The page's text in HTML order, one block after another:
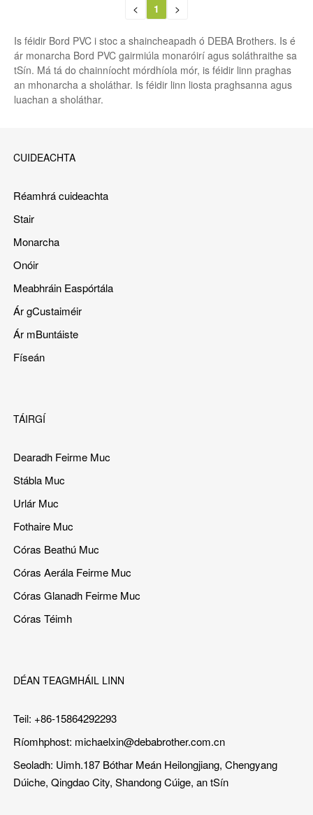
< 1 >
Is féidir Bord PVC i stoc a shaincheapadh ó DEBA Brothers. Is é
ár monarcha Bord PVC gairmiúla monaróirí agus soláthraithe sa
tSín. Má tá do chainníocht mórdhíola mór, is féidir linn praghas
an mhonarcha a sholáthar. Is féidir linn liosta praghsanna agus
luachan a sholáthar.
CUIDEACHTA
Réamhrá cuideachta
Stair
Monarcha
Onóir
Meabhráin Easpórtála
Ár gCustaiméir
Ár mBuntáiste
Físeán
TÁIRGÍ
Dearadh Feirme Muc
Stábla Muc
Urlár Muc
Fothaire Muc
Córas Beathú Muc
Córas Aerála Feirme Muc
Córas Glanadh Feirme Muc
Córas Téimh
DÉAN TEAGMHÁIL LINN
Teil: +86-15864292293
Ríomhphost: michaelxin@debabrother.com.cn
Seoladh: Uimh.187 Bóthar Meán Heilongjiang, Chengyang
Dúiche, Qingdao City, Shandong Cúige, an tSín